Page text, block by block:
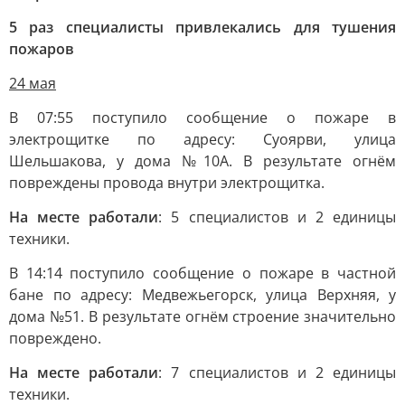
5 раз специалисты привлекались для тушения
пожаров
24 мая
В 07:55 поступило сообщение о пожаре в
электрощитке по адресу: Суоярви, улица
Шельшакова, у дома №10А. В результате огнём
повреждены провода внутри электрощитка.
На месте работали: 5 специалистов и 2 единицы
техники.
В 14:14 поступило сообщение о пожаре в частной
бане по адресу: Медвежьегорск, улица Верхняя, у
дома №51. В результате огнём строение значительно
повреждено.
На месте работали: 7 специалистов и 2 единицы
техники.